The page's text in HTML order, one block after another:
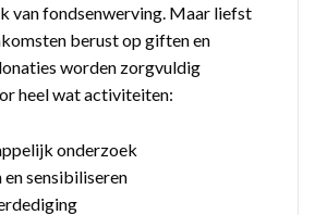
van fondsenwerving. Maar liefst
berust op giften en
worden zorgvuldig
heel wat activiteiten:
onderzoek
sensibiliseren